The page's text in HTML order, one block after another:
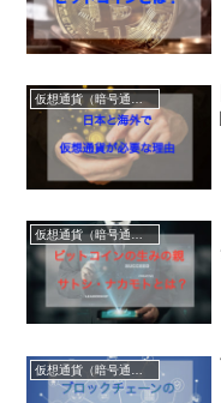
仮想通貨（暗号通貨）
仮想通貨（暗号通貨）